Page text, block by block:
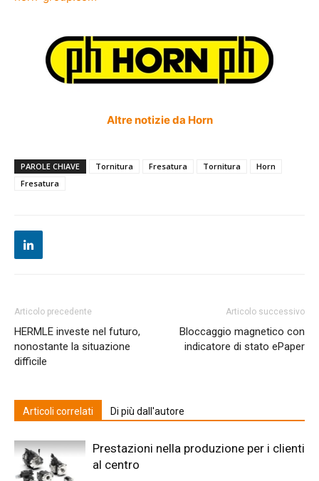
Altre notizie da Horn
PAROLE CHIAVE Tornitura Fresatura Tornitura
Horn
Fresatura
Articolo precedente
HERMLE investe nel futuro,
nonostante la situazione
difficile
Articolo successivo
Bloccaggio magnetico con
indicatore di stato ePaper
Articoli correlati Di più dall'autore
Prestazioni nella produzione per i clienti
al centro